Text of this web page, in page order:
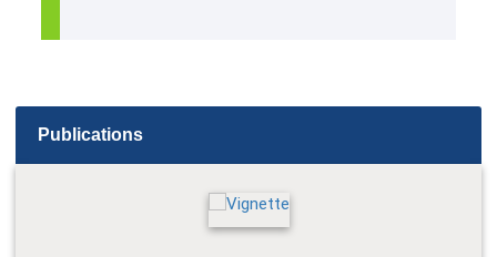
Publications